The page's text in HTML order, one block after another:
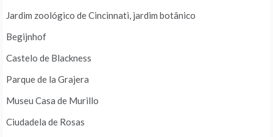
Jardim zoológico de Cincinnati, jardim botânico
Begijnhof
Castelo de Blackness
Parque de la Grajera
Museu Casa de Murillo
Ciudadela de Rosas